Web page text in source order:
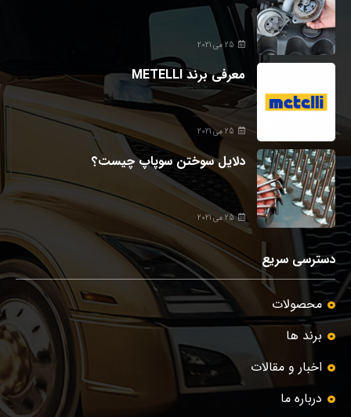
25 می 2021
معرفی برند METELLI
25 می 2021
دلایل سوختن سوپاپ چیست؟
25 می 2021
دسترسی سریع
محصولات
برند ها
اخبار و مقالات
درباره ما